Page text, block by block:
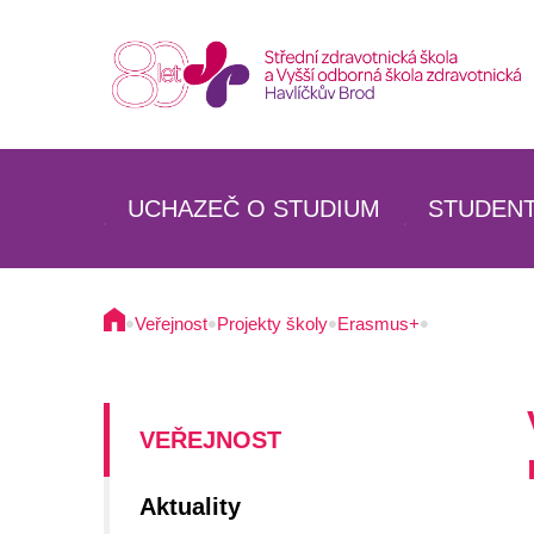
UCHAZEČ O STUDIUM
UBYTOVÁNÍ
•Veřejnost•Projekty školy•Erasmus+•
VEŘEJNOST
Aktuality